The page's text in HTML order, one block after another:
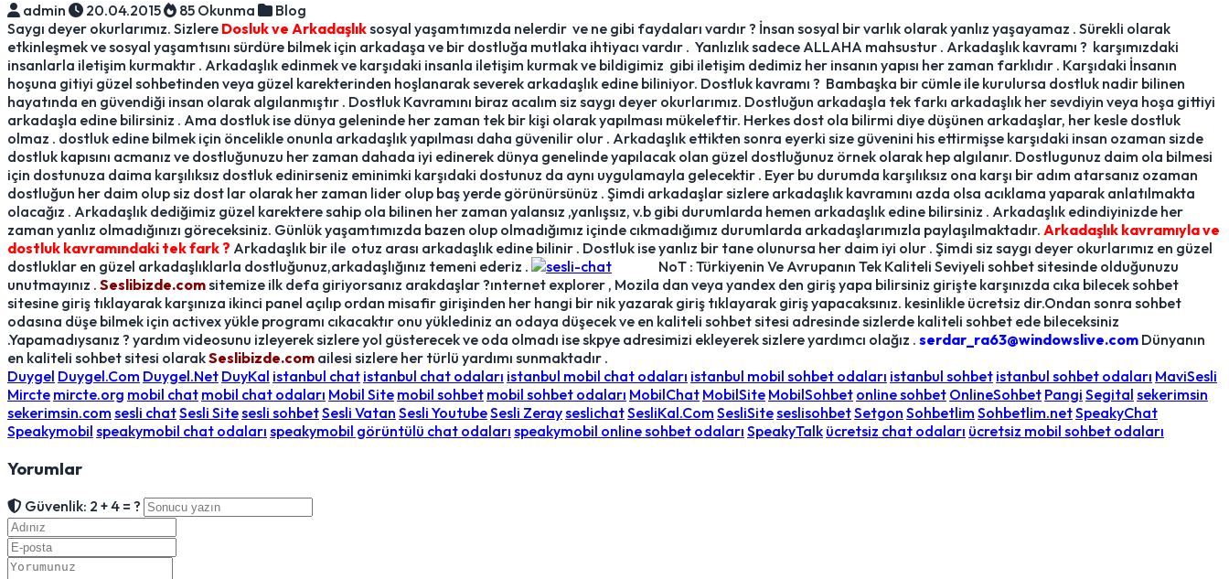
admin
20.04.2015 85 Okunma
Blog
Saygı deyer okurlarımız. Sizlere Dosluk ve Arkadaşlıksosyal yaşamtımızda nelerdir ve ne gibi faydaları vardır ? İnsan sosyal bir varlık olarak yanlız yaşayamaz . Sürekli olarak
etkinleşmek ve sosyal yaşamtısını sürdüre bilmek için arkadaşa ve bir dostluğa mutlaka ihtiyacı vardır . Yanlızlık sadece ALLAHA mahsustur . Arkadaşlık kavramı ? karşımızdaki
insanlarla iletişim kurmaktır . Arkadaşlık edinmek ve karşıdaki insanla iletişim kurmak ve bildigimiz gibi iletişim dedimiz her insanın yapısı her zaman farklıdır . Karşıdaki İnsanın
hoşuna gitiyi güzel sohbetinden veya güzel karekterinden hoşlanarak severek arkadaşlık edine biliniyor. Dostluk kavramı ? Bambaşka bir cümle ile kurulursa dostluk nadir bilinen
hayatında en güvendiği insan olarak algılanmıştır . Dostluk Kavramını biraz acalım siz saygı deyer okurlarımız. Dostluğun arkadaşla tek farkı arkadaşlık her sevdiyin veya hoşa gittiyi
arkadaşla edine bilirsiniz . Ama dostluk ise dünya geleninde her zaman tek bir kişi olarak yapılması mükeleftir. Herkes dost ola bilirmi diye düşünen arkadaşlar, her kesle dostluk
olmaz . dostluk edine bilmek için öncelikle onunla arkadaşlık yapılması daha güvenilir olur . Arkadaşlık ettikten sonra eyerki size güvenini his ettirmişse karşıdaki insan ozaman sizde
dostluk kapısını acmanız ve dostluğunuzu her zaman dahada iyi edinerek dünya genelinde yapılacak olan güzel dostluğunuz örnek olarak hep algılanır. Dostlugunuz daim ola bilmesi
için dostunuza daima karşılıksız dostluk edinirseniz eminimki karşıdaki dostunuz da aynı uygulamayla gelecektir . Eyer bu durumda karşılıksız ona karşı bir adım atarsanız ozaman
dostluğun her daim olup siz dost lar olarak her zaman lider olup baş yerde görünürsünüz . Şimdi arkadaşlar sizlere arkadaşlık kavramını azda olsa acıklama yaparak anlatılmakta
olacağız . Arkadaşlık dediğimiz güzel karektere sahip ola bilinen her zaman yalansız ,yanlışsız, v.b gibi durumlarda hemen arkadaşlık edine bilirsiniz . Arkadaşlık edindiyinizde her
zaman yanlız olmadığınızı göreceksiniz. Günlük yaşamtımızda bazen olup olmadığımız içinde cıkmadığımız durumlarda arkadaşlarımızla paylaşılmaktadır. Arkadaşlık kavramıyla ve
dostluk kavramındaki tek fark ? Arkadaşlık bir ile otuz arası arkadaşlık edine bilinir . Dostluk ise yanlız bir tane olunursa her daim iyi olur . Şimdi siz saygı deyer okurlarımız en güzel
dostluklar en güzel arkadaşlıklarla dostluğunuz,arkadaşlığınız temeni ederiz .
NoT : Türkiyenin Ve Avrupanın Tek Kaliteli Seviyeli sohbet sitesinde olduğunuzu
unutmayınız . Seslibizde.comsitemize ilk defa giriyorsanız arakdaşlar ?ınternet explorer , Mozila dan veya yandex den giriş yapa bilirsiniz girişte karşınızda cıka bilecek sohbet
sitesine giriş tıklayarak karşınıza ikinci panel açılıp ordan misafir girişinden her hangi bir nik yazarak giriş tıklayarak giriş yapacaksınız. kesinlikle ücretsiz dir.Ondan sonra sohbet
odasına düşe bilmek için activex yükle programı cıkacaktır onu yüklediniz an odaya düşecek ve en kaliteli sohbet sitesi adresinde sizlerde kaliteli sohbet ede bileceksiniz
.Yapamadıysanız ? yardım videosunu izleyerek sizlere yol güsterecek ve oda olmadı ise skpye adresimizi ekleyerek sizlere yardımcı olağız . serdar_ra63@windowslive.com Dünyanın
en kaliteli sohbet sitesi olarakSeslibizde.com ailesi sizlere her türlü yardımı sunmaktadır .
Duygel Duygel.Com Duygel.Net DuyKal istanbul chat istanbul chat odaları istanbul mobil chat odaları istanbul mobil sohbet odaları istanbul sohbet istanbul sohbet odaları MaviSesli
Mircte mircte.org mobil chat mobil chat odaları Mobil Site mobil sohbet mobil sohbet odaları MobilChat MobilSite MobilSohbet online sohbet OnlineSohbet Pangi Segital sekerimsin
sekerimsin.com sesli chatSesli Sitesesli sohbetSesli Vatan Sesli YoutubeSesli ZerayseslichatSesliKal.Com SesliSiteseslisohbetSetgon Sohbetlim Sohbetlim.netSpeakyChat
Speakymobil speakymobil chat odaları speakymobil görüntülü chat odaları speakymobil online sohbet odaları SpeakyTalk ücretsiz chat odaları ücretsiz mobil sohbet odaları
Yorumlar
Güvenlik: 2 + 4 = ?